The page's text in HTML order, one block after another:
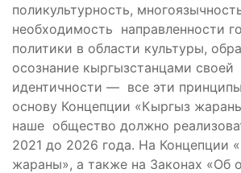
поликультурность,
необходимость направленности
политики в области культуры,
осознание кыргызстанцами
идентичности — все эти
основу Концепции «Кыргыз
наше общество должно
2021 до 2026 года. На Концепции
жараны», а также на Законах «Об